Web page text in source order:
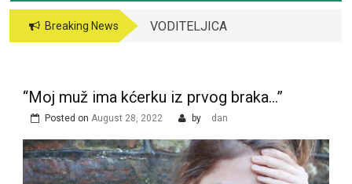
Breaking News
VODITELJICA
SRBIJU: Čekajte da
vidite kako danas
izgleda￼
“Moj muž ima kćerku iz prvog braka…”
Posted on August 28, 2022 by dan